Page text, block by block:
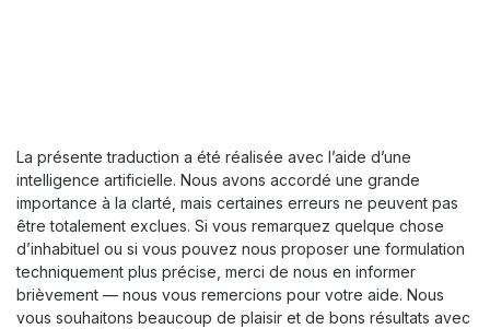
La présente traduction a été réalisée avec l’aide d’une
intelligence artificielle. Nous avons accordé une grande
importance à la clarté, mais certaines erreurs ne peuvent pas
être totalement exclues. Si vous remarquez quelque chose
d’inhabituel ou si vous pouvez nous proposer une formulation
techniquement plus précise, merci de nous en informer
brièvement — nous vous remercions pour votre aide. Nous
vous souhaitons beaucoup de plaisir et de bons résultats avec